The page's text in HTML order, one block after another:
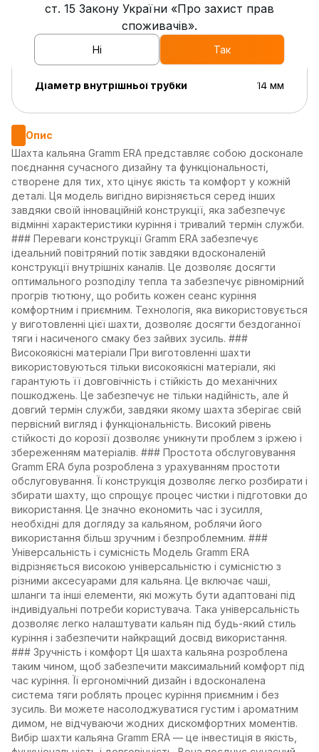
Країна виробник
Тип з'єднання з колбою ущільнювач
Діаметр внутрішньої трубки 14 мм
Опис
Шахта кальяна Gramm ERA представляє собою досконале
поєднання сучасного дизайну та функціональності,
створене для тих, хто цінує якість та комфорт у кожній
деталі. Ця модель вигідно вирізняється серед інших
завдяки своїй інноваційній конструкції, яка забезпечує
відмінні характеристики куріння і тривалий термін служби.
### Переваги конструкції Gramm ERA забезпечує
ідеальний повітряний потік завдяки вдосконаленій
конструкції внутрішніх каналів. Це дозволяє досягти
оптимального розподілу тепла та забезпечує рівномірний
прогрів тютюну, що робить кожен сеанс куріння
комфортним і приємним. Технологія, яка використовується
у виготовленні цієї шахти, дозволяє досягти бездоганної
тяги і насиченого смаку без зайвих зусиль. ###
Високоякісні матеріали При виготовленні шахти
використовуються тільки високоякісні матеріали, які
гарантують її довговічність і стійкість до механічних
пошкоджень. Це забезпечує не тільки надійність, але й
довгий термін служби, завдяки якому шахта зберігає свій
первісний вигляд і функціональність. Високий рівень
стійкості до корозії дозволяє уникнути проблем з іржею і
збереженням матеріалів. ### Простота обслуговування
Gramm ERA була розроблена з урахуванням простоти
обслуговування. Її конструкція дозволяє легко розбирати і
збирати шахту, що спрощує процес чистки і підготовки до
використання. Це значно економить час і зусилля,
необхідні для догляду за кальяном, роблячи його
використання більш зручним і безпроблемним. ###
Універсальність і сумісність Модель Gramm ERA
відрізняється високою універсальністю і сумісністю з
різними аксесуарами для кальяна. Це включає чаші,
шланги та інші елементи, які можуть бути адаптовані під
індивідуальні потреби користувача. Така універсальність
дозволяє легко налаштувати кальян під будь-який стиль
куріння і забезпечити найкращий досвід використання.
### Зручність і комфорт Ця шахта кальяна розроблена
таким чином, щоб забезпечити максимальний комфорт під
час куріння. Її ергономічний дизайн і вдосконалена
система тяги роблять процес куріння приємним і без
зусиль. Ви можете насолоджуватися густим і ароматним
димом, не відчуваючи жодних дискомфортних моментів.
Вибір шахти кальяна Gramm ERA — це інвестиція в якість,
ст. 15 Закону України «Про захист прав
споживачів».
Ні Так